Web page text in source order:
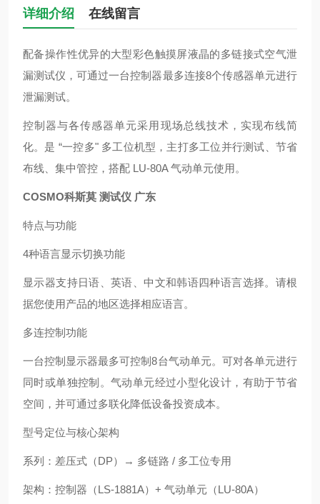
详细介绍 在线留言
配备操作性优异的大型彩色触摸屏液晶的多链接式空气泄
漏测试仪，可通过一台控制器最多连接8个传感器单元进行
泄漏测试。
控制器与各传感器单元采用现场总线技术，实现布线简
化。是 “一控多" 多工位机型，主打多工位并行测试、节省
布线、集中管控，搭配 LU‑80A 气动单元使用。
COSMO科斯莫 测试仪 广东
特点与功能
4种语言显示切换功能
显示器支持日语、英语、中文和韩语四种语言选择。请根
据您使用产品的地区选择相应语言。
多连控制功能
一台控制显示器最多可控制8台气动单元。可对各单元进行
同时或单独控制。气动单元经过小型化设计，有助于节省
空间，并可通过多联化降低设备投资成本。
型号定位与核心架构
系列：差压式（DP）→ 多链路 / 多工位专用
架构：控制器（LS‑1881A）+ 气动单元（LU‑80A）